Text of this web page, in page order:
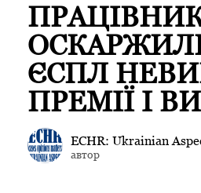
ЄСПЛ
ПРЕМІЇ І
ECHR: Ukrainian
автор